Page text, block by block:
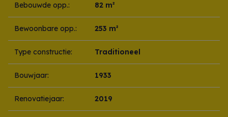
Bebouwde opp.: 82 m²
Bewoonbare opp.: 253 m²
Type constructie: Traditioneel
Bouwjaar: 1933
Renovatiejaar: 2019